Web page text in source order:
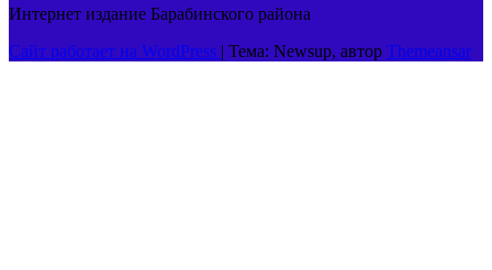
Интернет издание Барабинского района
Сайт работает на WordPress | Тема: Newsup, автор Themeansar